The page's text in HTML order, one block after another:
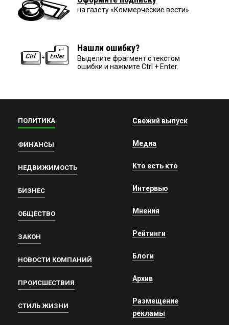
на газету «Коммерческие вести»
Нашли ошибку?
Выделите фрагмент с текстом
ошибки и нажмите Ctrl + Enter.
ПОЛИТИКА
ФИНАНСЫ
НЕДВИЖИМОСТЬ
БИЗНЕС
ОБЩЕСТВО
ЗАКОН
НОВОСТИ КОМПАНИЙ
ПРОИСШЕСТВИЯ
СТИЛЬ ЖИЗНИ
Свежий выпуск
Медиа
Кто есть кто
Интервью
Мнения
Рейтинги
Блоги
Архив
Размещение
рекламы